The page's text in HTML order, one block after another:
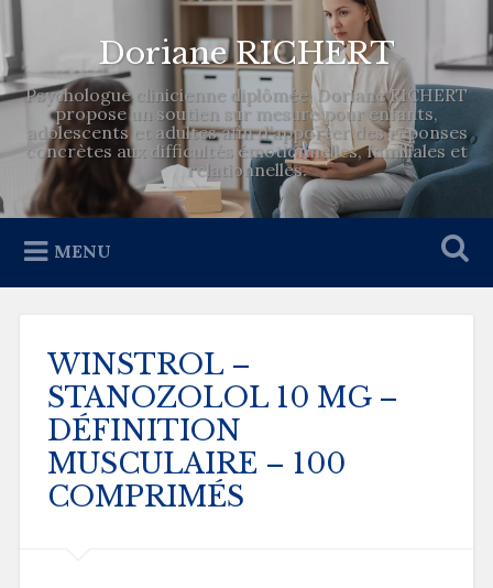
Doriane RICHERT
Psychologue clinicienne diplômée, Doriane RICHERT
propose un soutien sur mesure pour enfants,
adolescents et adultes afin d’apporter des réponses
concrètes aux difficultés émotionnelles, familiales et
relationnelles.
MENU
WINSTROL –
STANOZOLOL 10 MG –
DÉFINITION
MUSCULAIRE – 100
COMPRIMÉS